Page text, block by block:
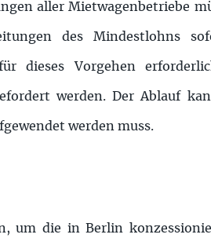
aller Mietwagenbetriebe
des Mindestlohns
dieses Vorgehen
werden. Der Ablauf
werden muss.
um die in Berlin